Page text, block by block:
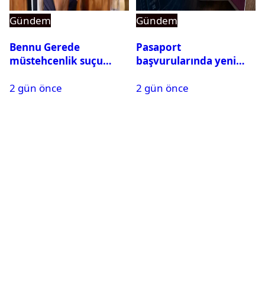
Gündem
Bennu Gerede
müstehcenlik suçu
alındı
2 gün önce
Gündem
Pasaport
başvurularında yeni
2 gün önce